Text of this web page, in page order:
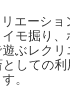
エーショ
モ掘り
ぶレク
しての
。